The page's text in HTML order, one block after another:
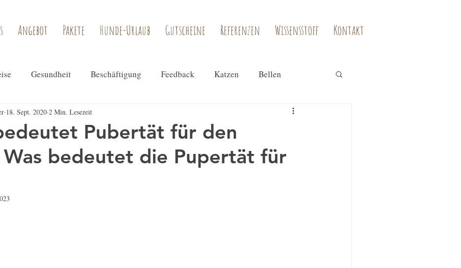
Angebot Pakete Hunde-Urlaub Gutscheine Referenzen Wissensstoff Kontakt
Gesundheit Beschäftigung Feedback Katzen Bellen
Pubertät für den
Was bedeutet die Pupertät für
18. Sept. 2020 2 Min. Lesezeit